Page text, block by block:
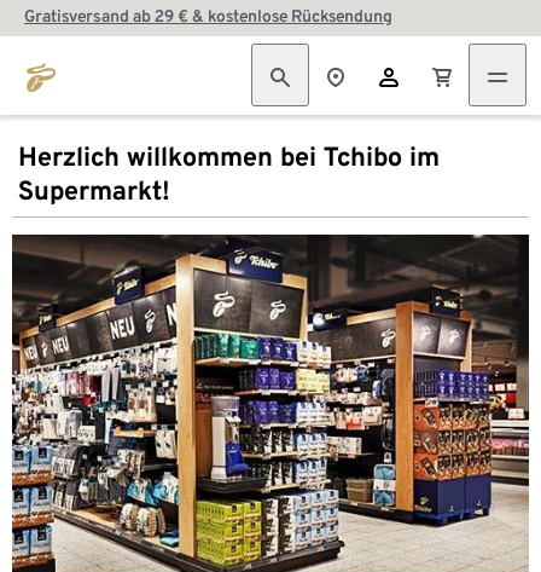
Gratisversand ab 29 € & kostenlose Rücksendung
Herzlich willkommen bei Tchibo im
Supermarkt!